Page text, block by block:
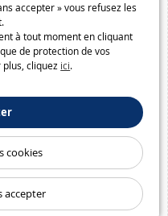
accepter » vous refusez les
à tout moment en cliquant
de protection de vos
cliquez ici.
cookies
accepter